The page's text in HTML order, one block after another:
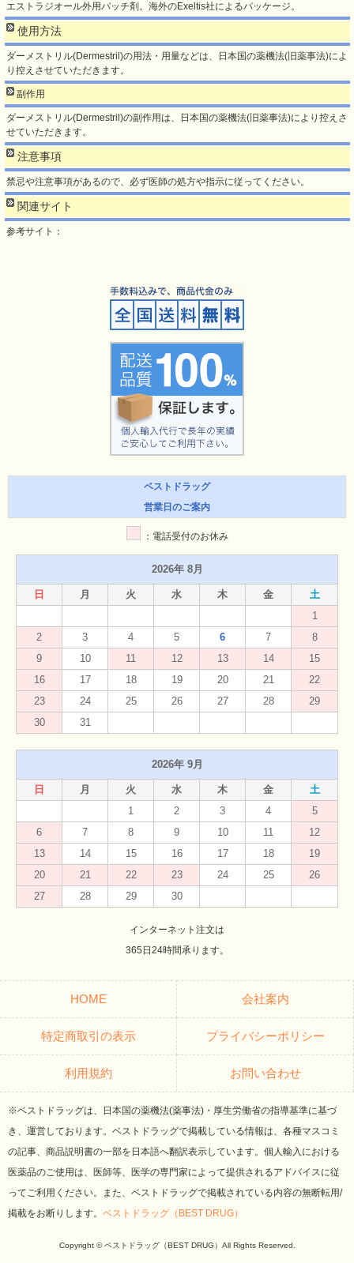
エストラジオール外用パッチ剤。海外のExeltis社によるパッケージ。
使用方法
ダーメストリル(Dermestril)の用法・用量などは、日本国の薬機法(旧薬事法)によ
り控えさせていただきます。
副作用
ダーメストリル(Dermestril)の副作用は、日本国の薬機法(旧薬事法)により控えさ
せていただきます。
注意事項
禁忌や注意事項があるので、必ず医師の処方や指示に従ってください。
関連サイト
参考サイト：
ベストドラッグ
営業日のご案内
：電話受付のお休み
2026年 8月
日 月 火 水 木 金
土
1
2
3 4 5 6 7
8
9
10 11 12 13 14
15
16
17 18 19 20 21
22
23
24 25 26 27 28
29
30
31
2026年 9月
日 月 火 水 木 金
土
1
2 3 4
5
6
7 8 9 10 11
12
13
14 15 16 17 18
19
20
21 22 23 24 25
26
27
28 29 30
インターネット注文は
365日24時間承ります。
HOME 会社案内
特定商取引の表示 プライバシーポリシー
利用規約 お問い合わせ
※ベストドラッグは、日本国の薬機法(薬事法)・厚生労働省の指導基準に基づ
き、運営しております。ベストドラッグで掲載している情報は、各種マスコミ
の記事、商品説明書の一部を日本語へ翻訳表示しています。個人輸入における
医薬品のご使用は、医師等、医学の専門家によって提供されるアドバイスに従
ってご利用ください。また、ベストドラッグで掲載されている内容の無断転用/
掲載をお断りします。 ベストドラッグ（BEST DRUG）
Copyright © ベストドラッグ（BEST DRUG）All Rights Reserved.